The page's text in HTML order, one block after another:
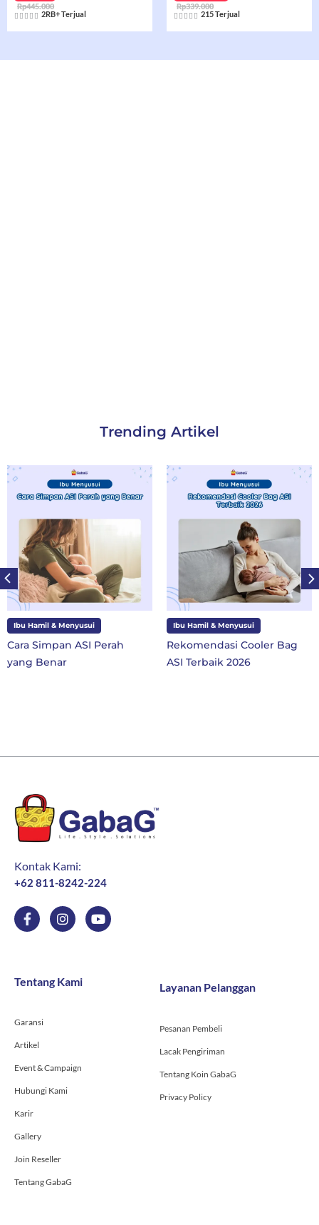
Rp445.000
     Rated
2RB+ Terjual
Rp339.000
     Rated
215 Terjual
Trending Artikel
Perah
Ibu Hamil & Menyusui
Rekomendasi Cooler Bag
Ibu dan Anak
10
SD Kelas 1 di
Kontak Kami:
+62 811-8242-224
F
a
o
o
f
I
n
g
r
Y
o
Tentang Kami
Garansi
Artikel
Event & Campaign
Hubungi Kami
Karir
Gallery
Join Reseller
Tentang GabaG
Layanan Pelanggan
Pesanan Pembeli
Lacak Pengiriman
Tentang Koin GabaG
Privacy Policy